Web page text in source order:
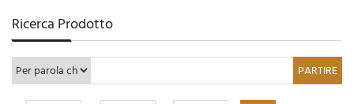
Ricerca Prodotto